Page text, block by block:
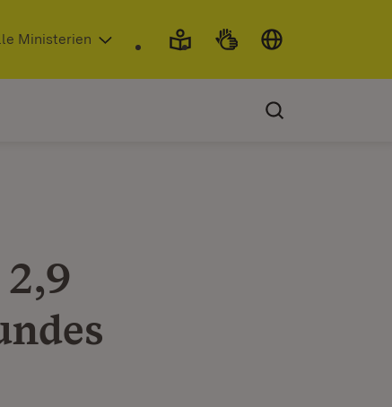
neuem Fenster)
Ministerien